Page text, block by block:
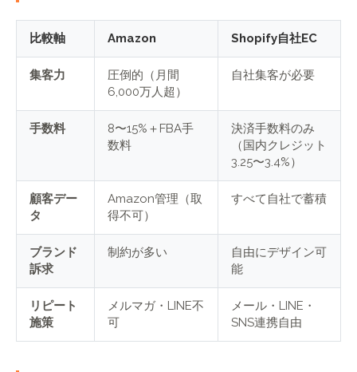
比較軸 Amazon Shopify自社EC
集客力
圧倒的（月間
6,000万人超）
自社集客が必要
手数料
8〜15%＋FBA手
数料
決済手数料のみ
（国内クレジット
3.25〜3.4%）
顧客デー
タ
Amazon管理（取
得不可）
すべて自社で蓄積
ブランド
訴求
制約が多い
自由にデザイン可
能
リピート
施策
メルマガ・LINE不
可
メール・LINE・
SNS連携自由